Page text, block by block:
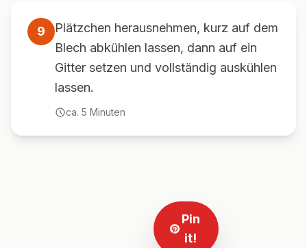
9
Plätzchen herausnehmen, kurz auf dem
Blech abkühlen lassen, dann auf ein
Gitter setzen und vollständig auskühlen
lassen.
ca. 5 Minuten